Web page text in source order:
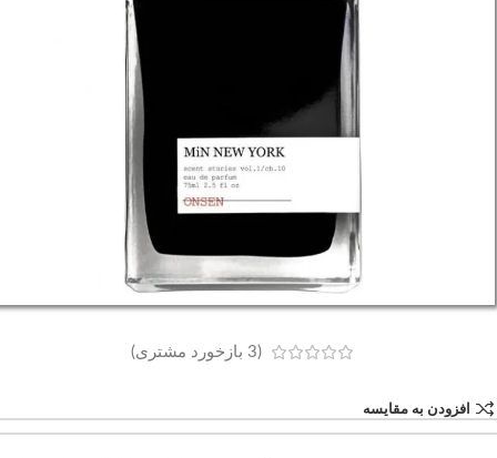
(
3 بازخورد مشتری)
افزودن به مقایسه